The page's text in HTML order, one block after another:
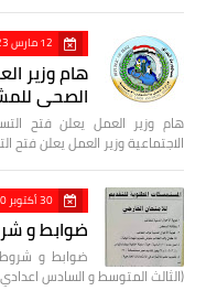
12 مارس 2023
هام وزير
الصحي
هام وزير العمل يعلن فتح
الاجتماعية وزير العمل يعلن
30 أكتوبر 2020
ضوابط و
ضوابط و شروط
(الثالث المتوسط و السادس اعدادي